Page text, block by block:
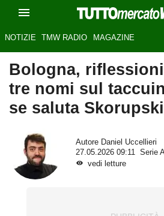
NOTIZIE TMW RADIO MAGAZINE
Bologna,
tre nomi sul
se saluta Skorupski
Autore Daniel Uccellieri
27.05.2026 09:11
Serie
vedi letture